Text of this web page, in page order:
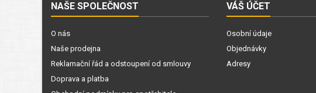
NAŠE SPOLEČNOST
O nás
Naše prodejna
Reklamační řád a odstoupení od smlouvy
Doprava a platba
VÁŠ ÚČET
Osobní údaje
Objednávky
Adresy